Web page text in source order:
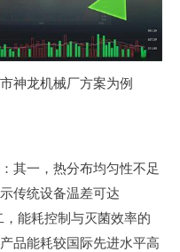
神龙机械厂方案为例
其一，热分布均匀性不足
传统设备温差可达
能耗控制与灭菌效率的
品能耗较国际先进水平高